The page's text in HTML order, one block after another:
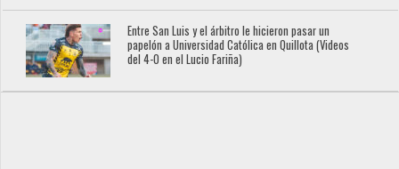
Entre San Luis y el árbitro le hicieron pasar un
papelón a Universidad Católica en Quillota (Videos
del 4-0 en el Lucio Fariña)